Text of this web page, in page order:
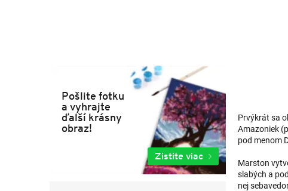
Pošlite fotku
a vyhrajte
ďalší krásny
obraz!
Zistite viac
Prvýkrát sa
Amazoniek
pod menom
Marston
slabých a
nej